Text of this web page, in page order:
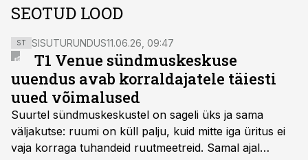
SEOTUD LOOD
ST SISUTURUNDUS11.06.26, 09:47
T1 Venue sündmuskeskuse
uuendus avab korraldajatele täiesti
uued võimalused
Suurtel sündmuskeskustel on sageli üks ja sama
väljakutse: ruumi on küll palju, kuid mitte iga üritus ei
vaja korraga tuhandeid ruutmeetreid. Samal ajal